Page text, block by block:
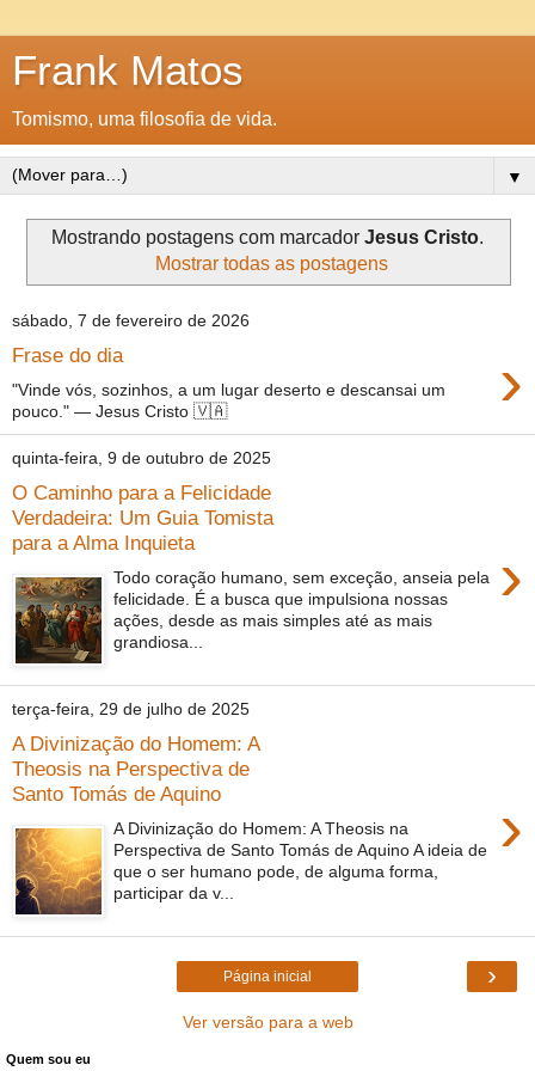
Frank Matos
Tomismo, uma filosofia de vida.
▼
Mostrando postagens com marcador Jesus Cristo.
Mostrar todas as postagens
sábado, 7 de fevereiro de 2026
Frase do dia ›
"Vinde vós, sozinhos, a um lugar deserto e descansai um
pouco." — Jesus Cristo 🇻🇦
quinta-feira, 9 de outubro de 2025
O Caminho para a Felicidade
Verdadeira: Um Guia Tomista
para a Alma Inquieta
›
Todo coração humano, sem exceção, anseia pela
felicidade. É a busca que impulsiona nossas
ações, desde as mais simples até as mais
grandiosa...
terça-feira, 29 de julho de 2025
A Divinização do Homem: A
Theosis na Perspectiva de
Santo Tomás de Aquino
›
A Divinização do Homem: A Theosis na
Perspectiva de Santo Tomás de Aquino A ideia de
que o ser humano pode, de alguma forma,
participar da v...
›
Página inicial
Ver versão para a web
Quem sou eu